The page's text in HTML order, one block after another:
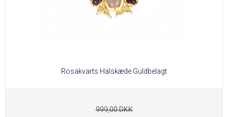
Rosakvarts Halskæde Guldbelagt
999,00 DKK